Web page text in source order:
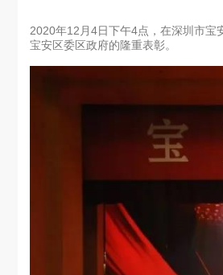
2020年12月4日下午4点，在深圳市宝
宝安区委区政府的隆重表彰。